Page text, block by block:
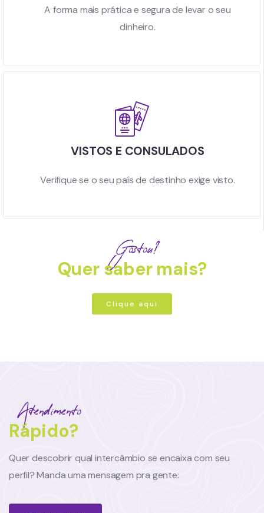
A forma mais prática e segura de levar o seu
dinheiro.
VISTOS E CONSULADOS
Verifique se o seu país de destinho exige visto.
Gostou?
Quer saber mais?
Clique aqui
Atendimento
Rápido?
Quer descobrir qual intercâmbio se encaixa com seu
perfil? Manda uma mensagem pra gente: